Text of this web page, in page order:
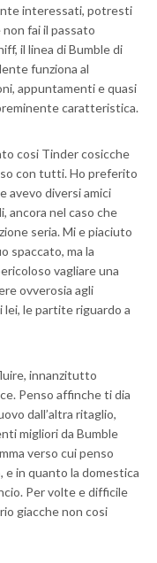
interessati, potresti
fai il passato
il linea di Bumble di
funziona al
appuntamenti e quasi
caratteristica.
cosi Tinder cosicche
con tutti. Ho preferito
avevo diversi amici
ancora nel caso che
seria. Mi e piaciuto
spaccato, ma la
vagliare una
ovverosia agli
lei, le partite riguardo a
innanzitutto
Penso affinche ti dia
dall’altra ritaglio,
migliori da Bumble
verso cui penso
e in quanto la domestica
Per volte e difficile
giacche non cosi